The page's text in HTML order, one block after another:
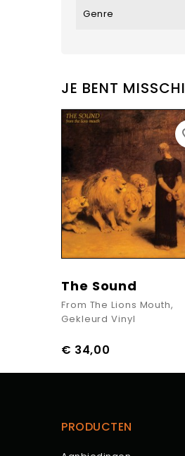
Genre
JE BENT
The Sound
From The Lions Mouth,
Gekleurd Vinyl
Prijs
€ 34,00
PRODUCTEN